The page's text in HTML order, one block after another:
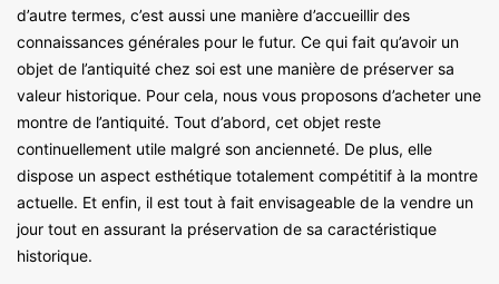
d’autre termes, c’est aussi une manière d’accueillir des
connaissances générales pour le futur. Ce qui fait qu’avoir un
objet de l’antiquité chez soi est une manière de préserver sa
valeur historique. Pour cela, nous vous proposons d’acheter une
montre de l’antiquité. Tout d’abord, cet objet reste
continuellement utile malgré son ancienneté. De plus, elle
dispose un aspect esthétique totalement compétitif à la montre
actuelle. Et enfin, il est tout à fait envisageable de la vendre un
jour tout en assurant la préservation de sa caractéristique
historique.